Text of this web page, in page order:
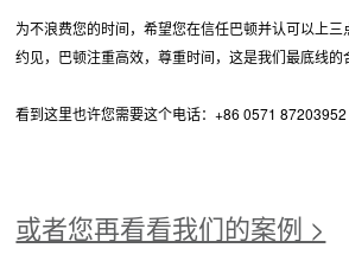
为不浪费您的时间，希望您在信任巴顿并认可以上
约见，巴顿注重高效，尊重时间，这是我们最底线的
看到这里也许您需要这个电话：+86 0571 87203952
或者您再看看我们的案例 >